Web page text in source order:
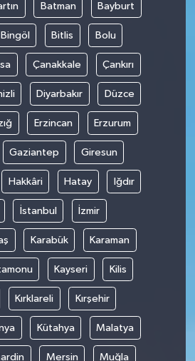
Batman Bayburt
Bingöl Bitlis Bolu
Çanakkale Çankırı
Diyarbakır Düzce
Erzincan Erzurum
Gaziantep Giresun
Hakkâri Hatay Iğdır
İstanbul İzmir
Karabük Karaman
Kayseri Kilis
Kırklareli Kırşehir
Kütahya Malatya
Mersin Muğla